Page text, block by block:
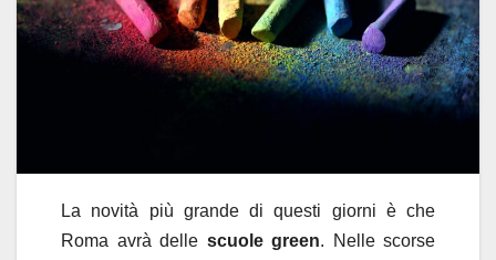
La novità più grande di questi giorni è che
Roma avrà delle scuole green. Nelle scorse